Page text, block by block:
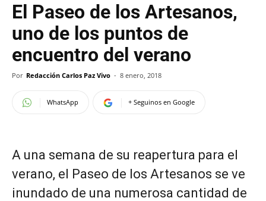
El Paseo de los Artesanos,
uno de los puntos de
encuentro del verano
Por Redacción Carlos Paz Vivo - 8 enero, 2018
WhatsApp + Seguinos en Google
A una semana de su reapertura para el
verano, el Paseo de los Artesanos se ve
inundado de una numerosa cantidad de